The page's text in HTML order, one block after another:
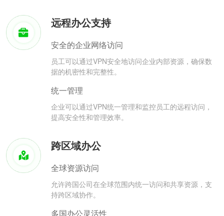
远程办公支持
安全的企业网络访问
员工可以通过VPN安全地访问企业内部资源，确保数
据的机密性和完整性。
统一管理
企业可以通过VPN统一管理和监控员工的远程访问，
提高安全性和管理效率。
跨区域办公
全球资源访问
允许跨国公司在全球范围内统一访问和共享资源，支
持跨区域协作。
多国办公灵活性